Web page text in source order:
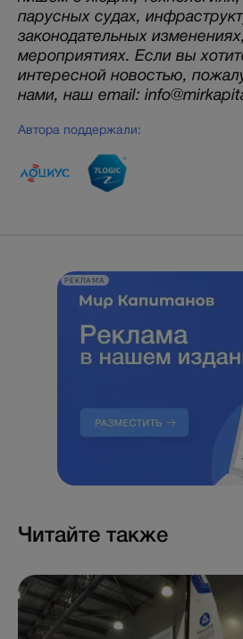
парусных судах,
законодательных
мероприятиях. Если вы
интересной новостью,
нами, наш email:
Автора поддержали:
РЕКЛАМА
Читайте также